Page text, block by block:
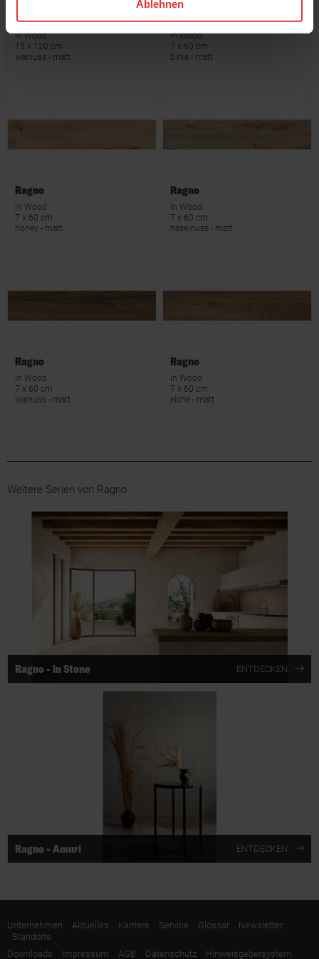
Ablehnen
Ragno
In Wood
15 x 120 cm
walnuss - matt
Ragno
In Wood
7 x 60 cm
birke - matt
Ragno
In Wood
7 x 60 cm
honey - matt
Ragno
In Wood
7 x 60 cm
haselnuss - matt
Ragno
In Wood
7 x 60 cm
walnuss - matt
Ragno
In Wood
7 x 60 cm
eiche - matt
Weitere Serien von Ragno
Ragno - In Stone ENTDECKEN
Ragno - Amuri ENTDECKEN
Unternehmen Aktuelles Karriere Service Glossar
Newsletter
Standorte
Downloads
Impressum AGB Datenschutz Hinweisgebersystem